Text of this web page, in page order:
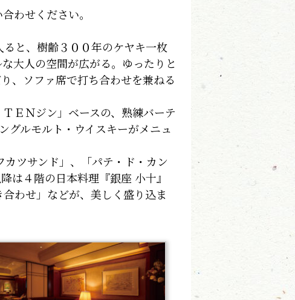
わせください。
と、樹齢３００年のケヤキ一枚
大人の空間が広がる。ゆったりと
、ソファ席で打ち合わせを兼ねる
ＥＮジン」ベースの、熟練バーテ
グルモルト・ウイスキーがメニュ
ツサンド」、「パテ・ド・カン
は４階の日本料理『銀座 小十』
わせ」などが、美しく盛り込ま